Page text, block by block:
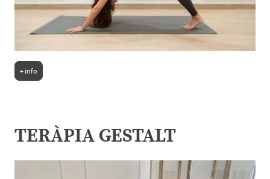
+ info
TERÀPIA GESTALT